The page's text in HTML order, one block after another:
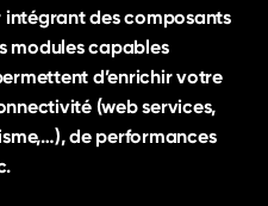
intégrant des composants
modules capables
d’enrichir votre
(web services,
de performances